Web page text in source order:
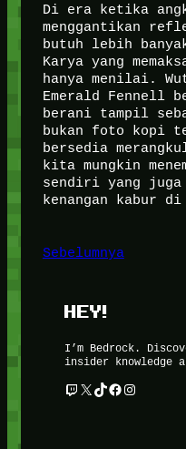
Di era ketika
menggantikan
butuh lebih
Karya yang
hanya menilai.
Emerald Fennell
berani tampil
bukan foto kopi
bersedia
kita mungkin
sendiri yang juga
kenangan kabur
Sebelumnya
HEY!
I’m Bedrock.
insider knowledge
Twitch X TikTok Facebook Instagram